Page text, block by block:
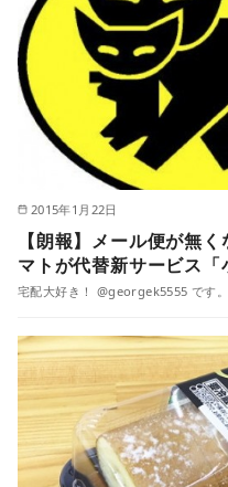
2015年1月22日
【朗報】メール便が無
マトが代替新サービス「
宅配大好き！ @georgek5555 です